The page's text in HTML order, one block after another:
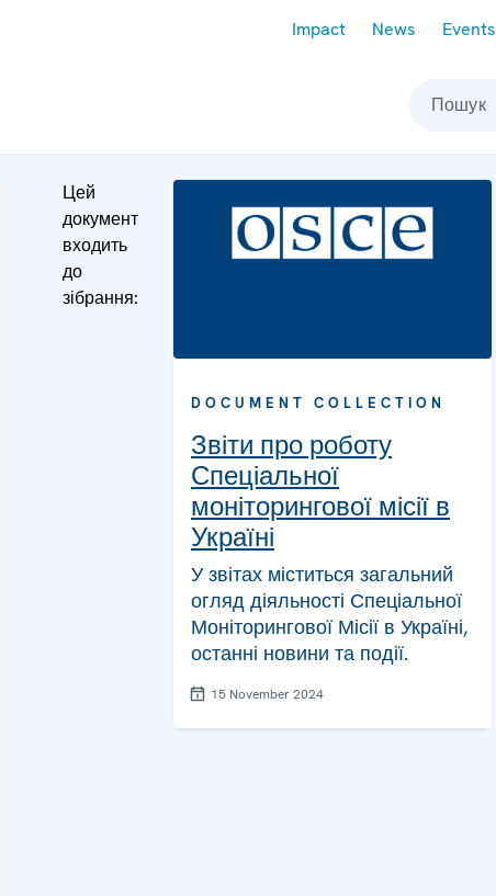
Impact News Events
Пошук
Цей
документ
входить
до
зібрання:
DOCUMENT COLLECTION
Звіти про роботу
Спеціальної
моніторингової місії в
Україні
У звітах міститься загальний
огляд діяльності Спеціальної
Моніторингової Місії в Україні,
останні новини та події.
15 November 2024